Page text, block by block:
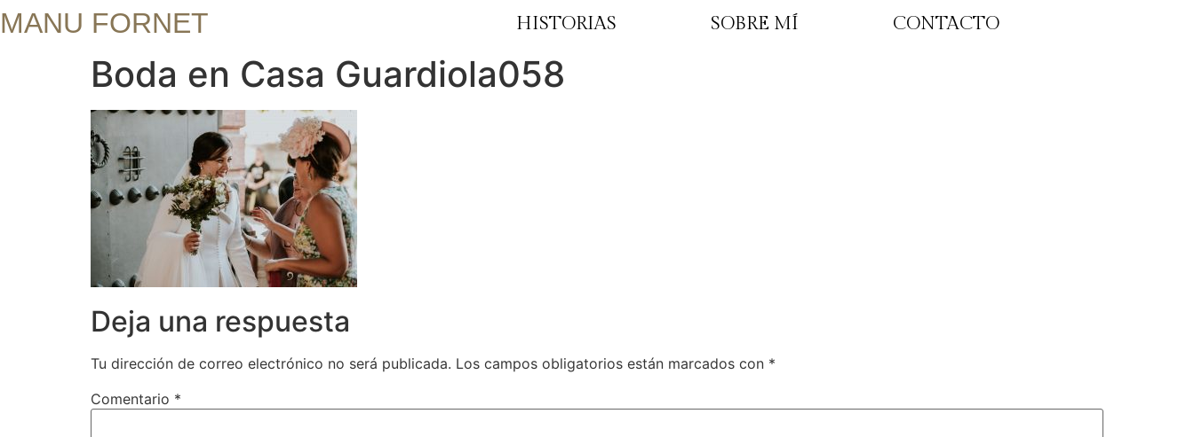
MANU FORNET HISTORIAS SOBRE MÍ CONTACTO
Boda en Casa Guardiola058
Deja una respuesta
Tu dirección de correo electrónico no será publicada. Los campos obligatorios están marcados con *
Comentario *